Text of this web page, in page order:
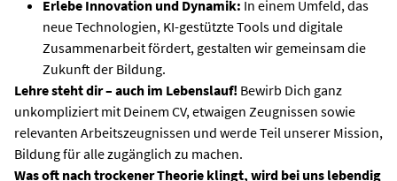
Erlebe Innovation und Dynamik: In einem Umfeld, das
neue Technologien, KI-gestützte Tools und digitale
Zusammenarbeit fördert, gestalten wir gemeinsam die
Zukunft der Bildung.
Lehre steht dir – auch im Lebenslauf! Bewirb Dich ganz
unkompliziert mit Deinem CV, etwaigen Zeugnissen sowie
relevanten Arbeitszeugnissen und werde Teil unserer Mission,
Bildung für alle zugänglich zu machen.
Was oft nach trockener Theorie klingt, wird bei uns lebendig